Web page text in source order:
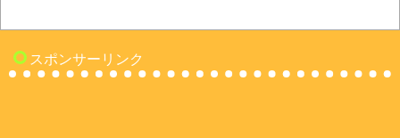
スポンサーリンク